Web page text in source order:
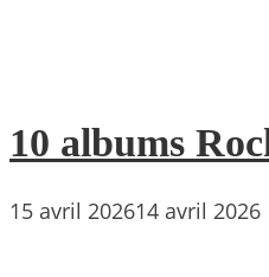
10 albums
15 avril 202614 avril 2026